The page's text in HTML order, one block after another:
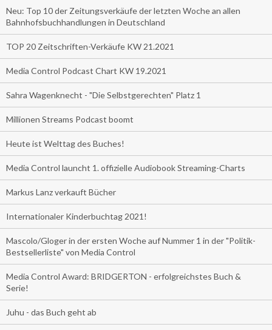
Neu: Top 10 der Zeitungsverkäufe der letzten Woche an allen
Bahnhofsbuchhandlungen in Deutschland
TOP 20 Zeitschriften-Verkäufe KW 21.2021
Media Control Podcast Chart KW 19.2021
Sahra Wagenknecht - "Die Selbstgerechten" Platz 1
Millionen Streams Podcast boomt
Heute ist Welttag des Buches!
Media Control launcht 1. offizielle Audiobook Streaming-Charts
Markus Lanz verkauft Bücher
Internationaler Kinderbuchtag 2021!
Mascolo/Gloger in der ersten Woche auf Nummer 1 in der "Politik-
Bestsellerliste" von Media Control
Media Control Award: BRIDGERTON - erfolgreichstes Buch &
Serie!
Juhu - das Buch geht ab